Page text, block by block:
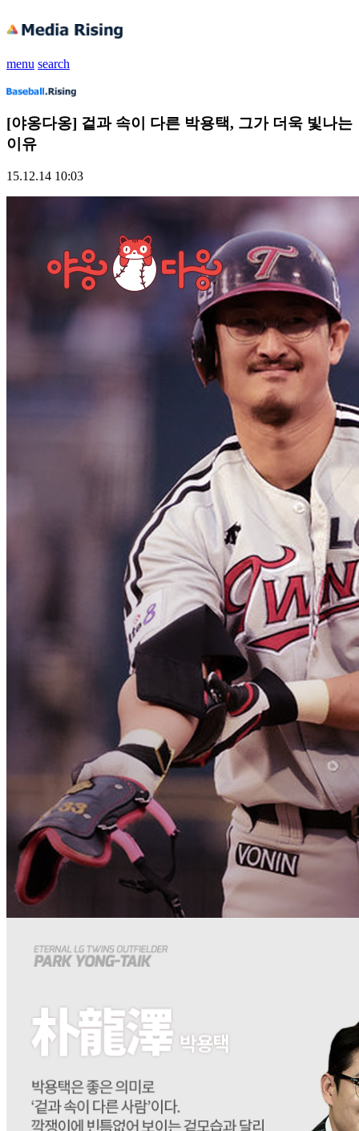
menu search
[야옹다옹] 겉과 속이 다른 박용택, 그가 더욱 빛나는
이유
15.12.14 10:03